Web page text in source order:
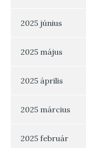
2025 június
2025 május
2025 április
2025 március
2025 február